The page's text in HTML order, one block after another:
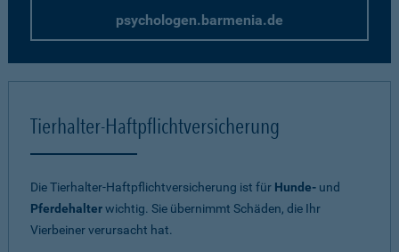
psychologen.barmenia.de
Tierhalter-Haftpflichtversicherung
Die Tierhalter-Haftpflichtversicherung ist für Hunde- und
Pferdehalterwichtig. Sie übernimmt Schäden, die Ihr
Vierbeiner verursacht hat.